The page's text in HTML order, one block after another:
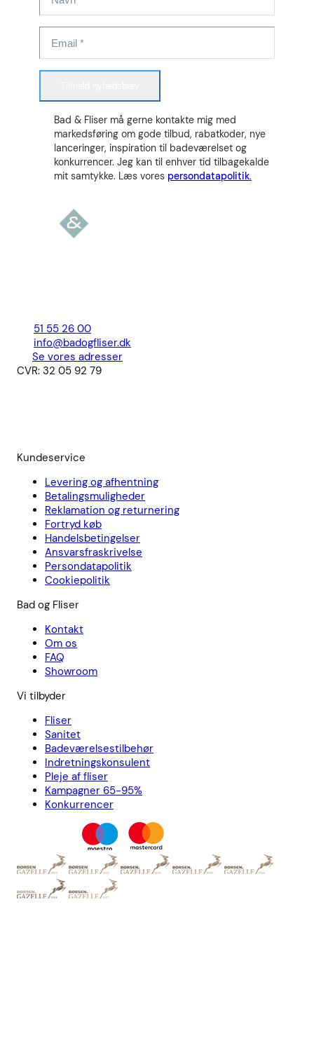
Bad & Fliser må gerne kontakte mig med
markedsføring om gode tilbud, rabatkoder, nye
lanceringer, inspiration til badeværelset og
konkurrencer. Jeg kan til enhver tid tilbagekalde
mit samtykke. Læs vores persondatapolitik.
51 55 26 00
info@badogfliser.dk
Se vores adresser
CVR: 32 05 92 79
Kundeservice
Levering og afhentning
Betalingsmuligheder
Reklamation og returnering
Fortryd køb
Handelsbetingelser
Ansvarsfraskrivelse
Persondatapolitik
Cookiepolitik
Bad og Fliser
Kontakt
Om os
FAQ
Showroom
Vi tilbyder
Fliser
Sanitet
Badeværelsestilbehør
Indretningskonsulent
Pleje af fliser
Kampagner 65-95%
Konkurrencer